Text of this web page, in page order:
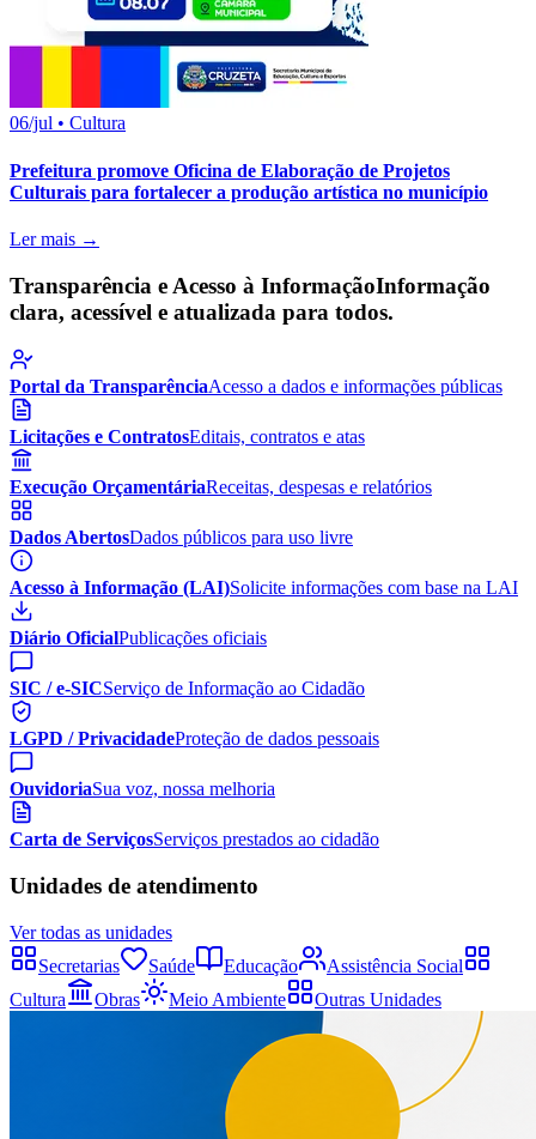
06/jul • Cultura
Prefeitura promove Oficina de Elaboração de Projetos
Culturais para fortalecer a produção artística no município
Ler mais →
Transparência e Acesso à InformaçãoInformação
clara, acessível e atualizada para todos.
Portal da TransparênciaAcesso a dados e informações públicas
Licitações e ContratosEditais, contratos e atas
Execução OrçamentáriaReceitas, despesas e relatórios
Dados AbertosDados públicos para uso livre
Acesso à Informação (LAI)Solicite informações com base na LAI
Diário OficialPublicações oficiais
SIC / e-SICServiço de Informação ao Cidadão
LGPD / PrivacidadeProteção de dados pessoais
OuvidoriaSua voz, nossa melhoria
Carta de ServiçosServiços prestados ao cidadão
Unidades de atendimento
Ver todas as unidades
Secretarias
Saúde Educação
Assistência Social
Cultura
Obras Meio Ambiente Outras Unidades